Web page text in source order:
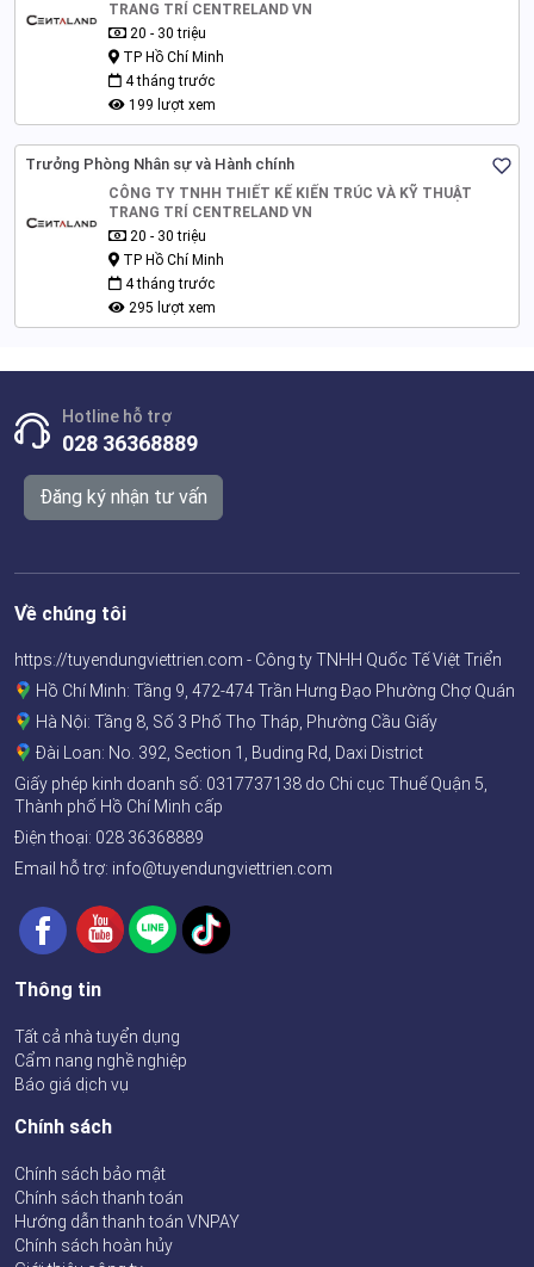
TRANG TRÍ CENTRELAND VN
20 - 30 triệu
TP Hồ Chí Minh
4 tháng trước
199 lượt xem
Trưởng Phòng Nhân sự và Hành chính
CÔNG TY TNHH THIẾT KẾ KIẾN TRÚC VÀ KỸ THUẬT
TRANG TRÍ CENTRELAND VN
20 - 30 triệu
TP Hồ Chí Minh
4 tháng trước
295 lượt xem
Hotline hỗ trợ
028 36368889
Đăng ký nhận tư vấn
Về chúng tôi
https://tuyendungviettrien.com - Công ty TNHH Quốc Tế Việt Triển
Hồ Chí Minh: Tầng 9, 472-474 Trần Hưng Đạo Phường Chợ Quán
Hà Nội: Tầng 8, Số 3 Phố Thọ Tháp, Phường Cầu Giấy
Đài Loan: No. 392, Section 1, Buding Rd, Daxi District
Giấy phép kinh doanh số: 0317737138 do Chi cục Thuế Quận 5,
Thành phố Hồ Chí Minh cấp
Điện thoại: 028 36368889
Email hỗ trợ: info@tuyendungviettrien.com
Thông tin
Tất cả nhà tuyển dụng
Cẩm nang nghề nghiệp
Báo giá dịch vụ
Chính sách
Chính sách bảo mật
Chính sách thanh toán
Hướng dẫn thanh toán VNPAY
Chính sách hoàn hủy